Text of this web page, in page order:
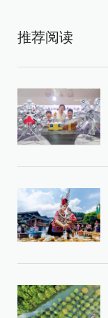
推荐阅读